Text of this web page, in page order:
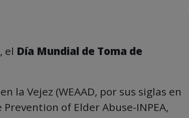
el Día Mundial de Toma de
la Vejez (WEAAD, por sus siglas en
of Elder Abuse-INPEA,